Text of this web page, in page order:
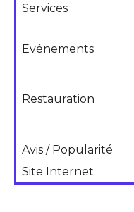
Services
Evénements
Restauration
Avis / Popularité
Site Internet